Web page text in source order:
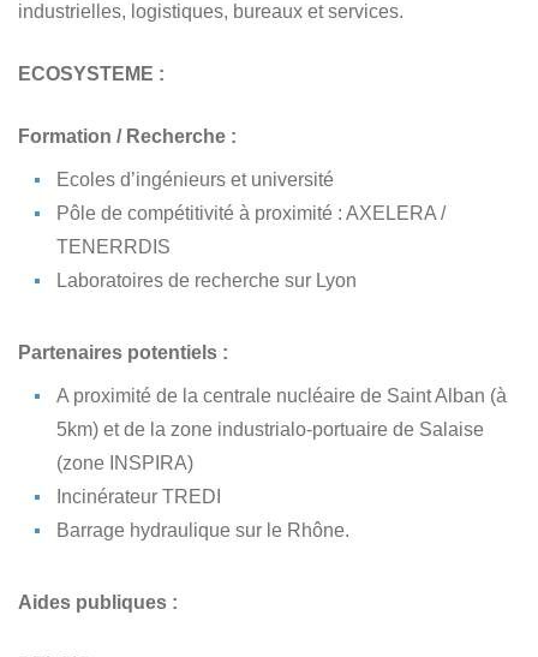
industrielles, logistiques, bureaux et services.
ECOSYSTEME :
Formation / Recherche :
Ecoles d’ingénieurs et université
Pôle de compétitivité à proximité : AXELERA /
TENERRDIS
Laboratoires de recherche sur Lyon
Partenaires potentiels :
A proximité de la centrale nucléaire de Saint Alban (à
5km) et de la zone industrialo-portuaire de Salaise
(zone INSPIRA)
Incinérateur TREDI
Barrage hydraulique sur le Rhône.
Aides publiques :